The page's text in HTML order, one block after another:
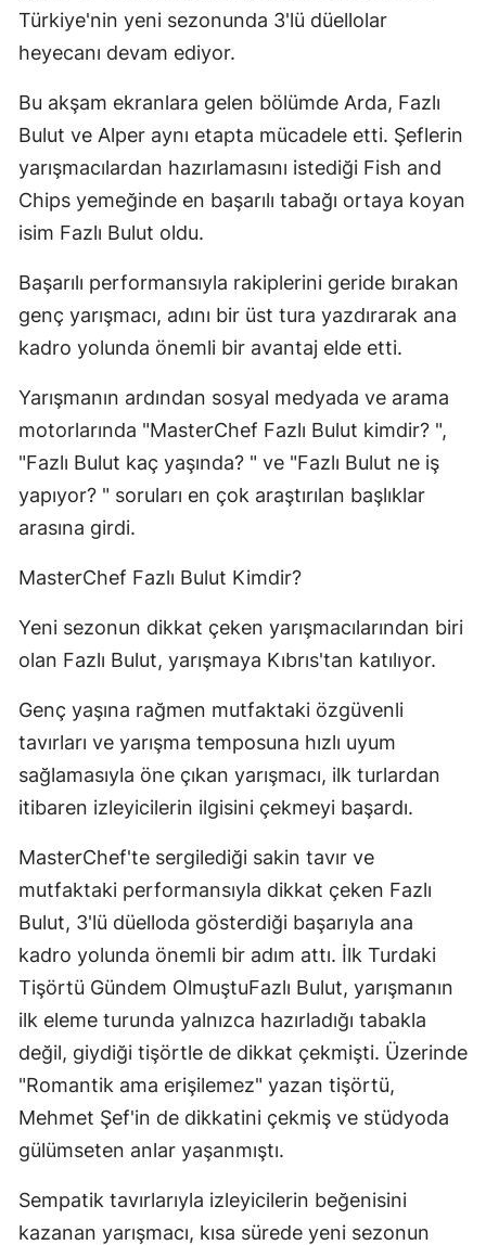
Türkiye'nin yeni sezonunda 3'lü düellolar
heyecanı devam ediyor.
Bu akşam ekranlara gelen bölümde Arda, Fazlı
Bulut ve Alper aynı etapta mücadele etti. Şeflerin
yarışmacılardan hazırlamasını istediği Fish and
Chips yemeğinde en başarılı tabağı ortaya koyan
isim Fazlı Bulut oldu.
Başarılı performansıyla rakiplerini geride bırakan
genç yarışmacı, adını bir üst tura yazdırarak ana
kadro yolunda önemli bir avantaj elde etti.
Yarışmanın ardından sosyal medyada ve arama
motorlarında "MasterChef Fazlı Bulut kimdir? ",
"Fazlı Bulut kaç yaşında? " ve "Fazlı Bulut ne iş
yapıyor? " soruları en çok araştırılan başlıklar
arasına girdi.
MasterChef Fazlı Bulut Kimdir?
Yeni sezonun dikkat çeken yarışmacılarından biri
olan Fazlı Bulut, yarışmaya Kıbrıs'tan katılıyor.
Genç yaşına rağmen mutfaktaki özgüvenli
tavırları ve yarışma temposuna hızlı uyum
sağlamasıyla öne çıkan yarışmacı, ilk turlardan
itibaren izleyicilerin ilgisini çekmeyi başardı.
MasterChef'te sergilediği sakin tavır ve
mutfaktaki performansıyla dikkat çeken Fazlı
Bulut, 3'lü düelloda gösterdiği başarıyla ana
kadro yolunda önemli bir adım attı. İlk Turdaki
Tişörtü Gündem OlmuştuFazlı Bulut, yarışmanın
ilk eleme turunda yalnızca hazırladığı tabakla
değil, giydiği tişörtle de dikkat çekmişti. Üzerinde
"Romantik ama erişilemez" yazan tişörtü,
Mehmet Şef'in de dikkatini çekmiş ve stüdyoda
gülümseten anlar yaşanmıştı.
Sempatik tavırlarıyla izleyicilerin beğenisini
kazanan yarışmacı, kısa sürede yeni sezonun